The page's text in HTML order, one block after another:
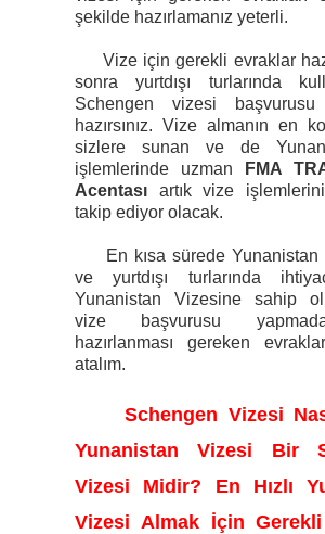
şekilde hazırlamanız yeterli.
Vize için gerekli evraklar
sonra yurtdışı turlarında
Schengen vizesi
hazırsınız. Vize almanın en
sizlere sunan ve de
işlemlerinde uzman
FMA
Acentası artık vize
takip ediyor olacak.
En kısa sürede
ve yurtdışı turlarında
Yunanistan Vizesine sahip
vize başvurusu
hazırlanması gereken
atalım.
Schengen Vizesi
Yunanistan Vizesi Bir
Vizesi Midir? En Hızlı
Vizesi Almak İçin